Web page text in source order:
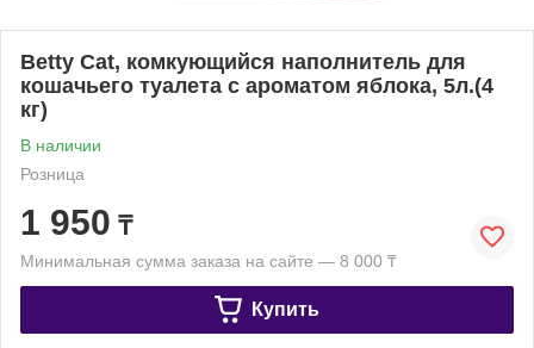
Betty Cat, комкующийся наполнитель для
кошачьего туалета с ароматом яблока, 5л.(4
кг)
В наличии
Розница
1 950 ₸
Минимальная сумма заказа на сайте — 8 000 ₸
Купить